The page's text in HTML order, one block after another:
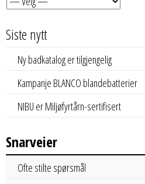
Siste nytt
Ny badkatalog er tilgjengelig
Kampanje BLANCO blandebatterier
NIBU er Miljøfyrtårn-sertifisert
Snarveier
Ofte stilte spørsmål